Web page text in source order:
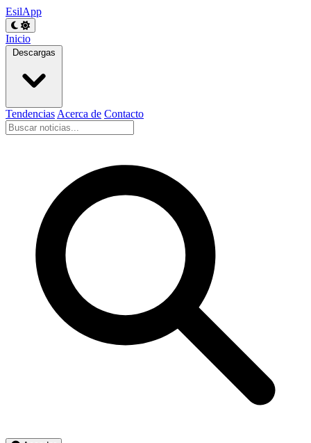
EsilApp
Inicio
Descargas
Tendencias Acerca de Contacto